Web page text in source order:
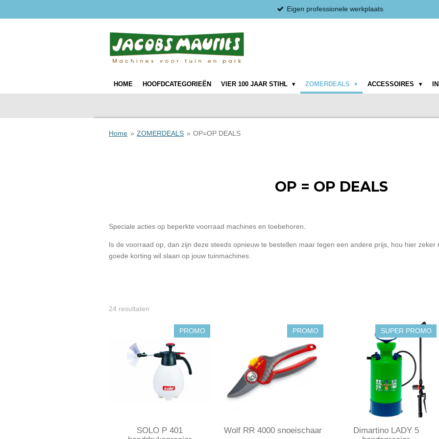
direct
Eigen professionele werkplaats
HOME HOOFDCATEGORIEËN VIER 100 JAAR STIHL ZOMERDEALS ACCESSOIRES
Home » ZOMERDEALS » OP=OP DEALS
OP = OP DEALS
Speciale acties op beperkte voorraad machines en toebehoren.
Is de voorraad op, dan zijn deze steeds opnieuw te bestellen maar tegen een andere prijs, hou hier zeker
goede korting wil slaan op jouw tuinmachines.
24 resultaten
PROMO
SOLO P 401
PROMO
Wolf RR 4000 snoeischaar
SUPER PROMO
Dimartino LADY 5